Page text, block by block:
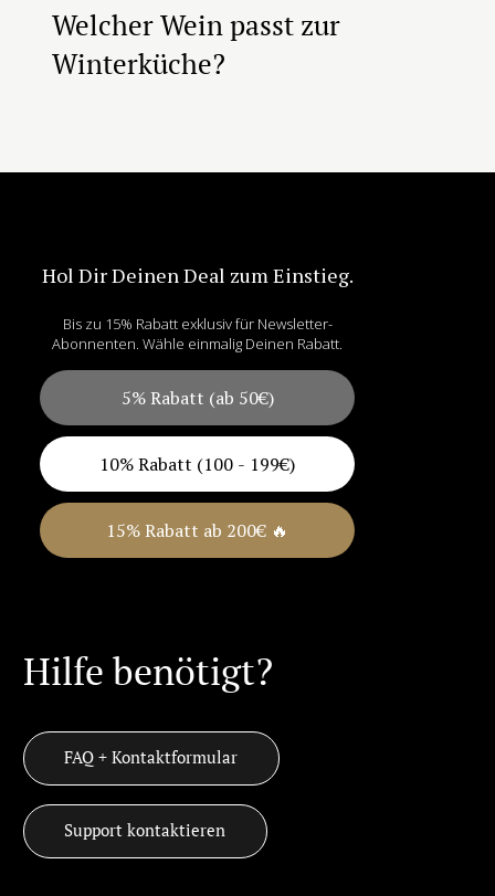
Welcher Wein passt zur
Winterküche?
Hol Dir Deinen Deal zum Einstieg.
Bis zu 15% Rabatt exklusiv für Newsletter-
Abonnenten. Wähle einmalig Deinen Rabatt.
5% Rabatt (ab 50€)
10% Rabatt (100 - 199€)
15% Rabatt ab 200€ 🔥
Hilfe benötigt?
FAQ + Kontaktformular
Support kontaktieren